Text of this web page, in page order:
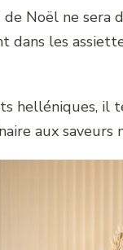
Noël ne sera
dans les
helléniques,
aux saveurs